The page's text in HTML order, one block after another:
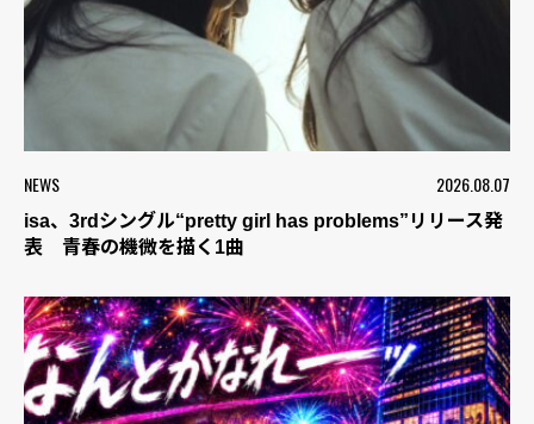
NEWS 2026.08.07
isa、3rdシングル“pretty girl has problems”リリース発
表 青春の機微を描く1曲